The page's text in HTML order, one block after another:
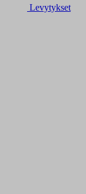
Levytykset